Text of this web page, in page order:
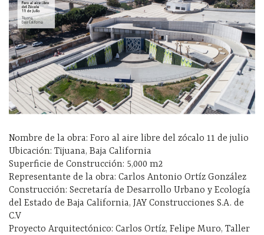
Nombre de la obra: Foro al aire libre del zócalo 11 de julio
Ubicación: Tijuana, Baja California
Superficie de Construcción: 5,000 m2
Representante de la obra: Carlos Antonio Ortíz González
Construcción: Secretaría de Desarrollo Urbano y Ecología
del Estado de Baja California, JAY Construcciones S.A. de
C.V
Proyecto Arquitectónico: Carlos Ortíz, Felipe Muro, Taller